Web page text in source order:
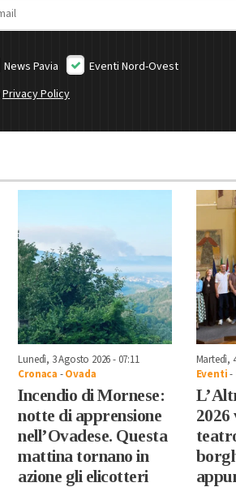
News Pavia
Eventi Nord-Ovest
Privacy Policy
Lunedì, 3 Agosto 2026 - 07:11
Cronaca -Ovada
Incendio di Mornese:
notte di apprensione
nell’Ovadese. Questa
mattina tornano in
azione gli elicotteri
Martedì,
Eventi-